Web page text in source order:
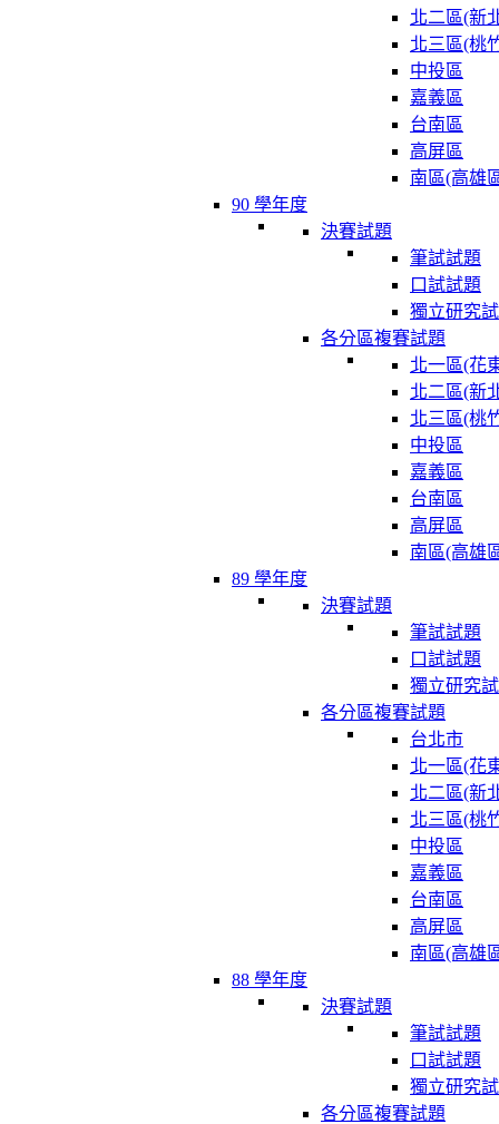
北二區(新
北三區(桃
中投區
嘉義區
台南區
高屏區
南區(高雄
90 學年度
決賽試題
筆試試題
口試試題
獨立研究
各分區複賽試題
北一區(花
北二區(新
北三區(桃
中投區
嘉義區
台南區
高屏區
南區(高雄
89 學年度
決賽試題
筆試試題
口試試題
獨立研究
各分區複賽試題
台北市
北一區(花
北二區(新
北三區(桃
中投區
嘉義區
台南區
高屏區
南區(高雄
88 學年度
決賽試題
筆試試題
口試試題
獨立研究
各分區複賽試題